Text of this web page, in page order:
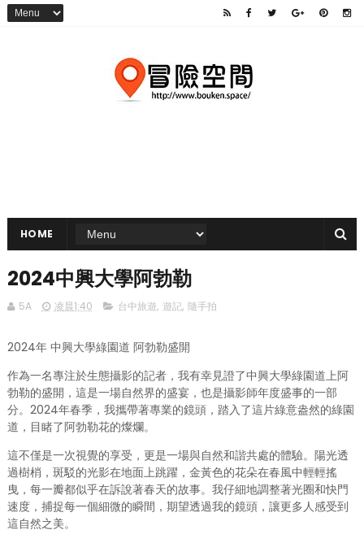
HOME
2024中興大學阿勃勒
5A 凌晨1:40 台中旅遊, 遊記, 隨手拍
2024年 中興大學綠園道 阿勃勒盛開
作為一名專注於生態攝影的記者，我有幸見證了中興大學綠園道上阿
勃勒的盛開，這是一場自然界的盛宴，也是攝影師年度盛事的一部
分。2024年春季，我攜帶著專業的鏡頭，踏入了這片綠意盎然的綠園
道，目睹了阿勃勒花的燦爛。
這不僅是一次視覺的享受，更是一場與自然和諧共處的體驗。陽光透
過樹梢，斑駁的光影在地面上跳躍，金黃色的花朵在春風中輕輕搖
曳，每一瓣都似乎在訴說著春天的故事。我仔細地調整著光圈和快門
速度，捕捉每一個細微的瞬間，期望透過我的鏡頭，讓更多人感受到
這自然之美。